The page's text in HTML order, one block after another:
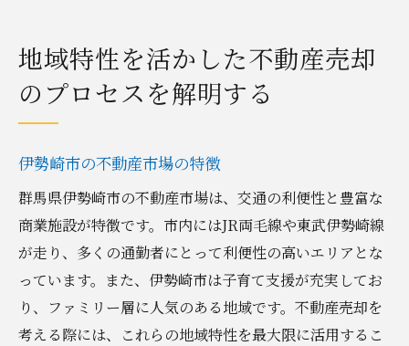
地域特性を活かした不動産売却
のプロセスを解明する
伊勢崎市の不動産市場の特徴
群馬県伊勢崎市の不動産市場は、交通の利便性と豊富な
商業施設が特徴です。市内にはJR両毛線や東武伊勢崎線
が走り、多くの通勤者にとって利便性の高いエリアとな
っています。また、伊勢崎市は子育て支援が充実してお
り、ファミリー層に人気のある地域です。不動産売却を
考える際には、これらの地域特性を最大限に活用するこ